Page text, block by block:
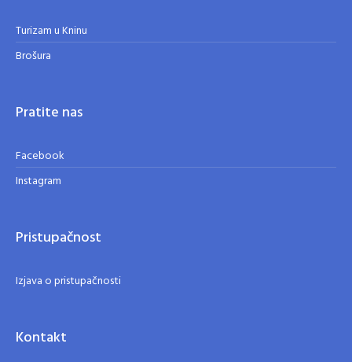
Turizam u Kninu
Brošura
Pratite nas
Facebook
Instagram
Pristupačnost
Izjava o pristupačnosti
Kontakt